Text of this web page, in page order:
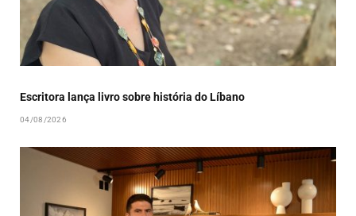
Escritora lança livro sobre história do Líbano
04/08/2026